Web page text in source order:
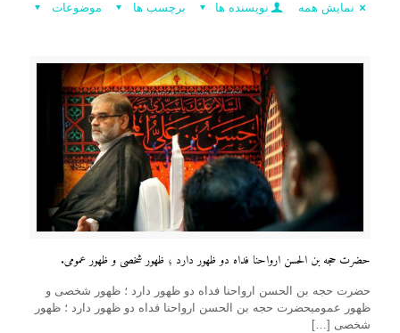
موضوعات برچسب ها نویسنده ها نمایش همه
حضرت حجه بن الحسن ارواحنا فداه دو ظهور دارد ؛ ظهور شخصی و ظهور عمومی.
حضرت حجه بن الحسن ارواحنا فداه دو ظهور دارد ؛ ظهور شخصی و
ظهور عمومیحضرت حجه بن الحسن ارواحنا فداه دو ظهور دارد ؛ ظهور
شخصی […]